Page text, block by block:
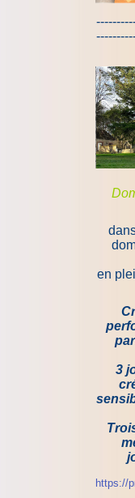
en
3
https://